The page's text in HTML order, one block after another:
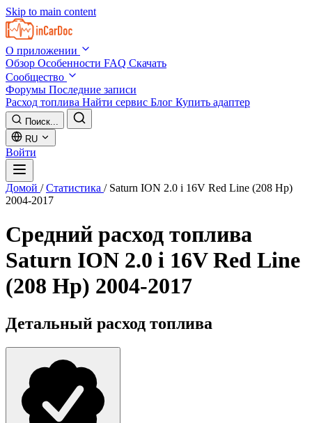
Skip to main content
О приложении
Обзор Особенности FAQ Скачать
Сообщество
Форумы Последние записи
Расход топлива Найти сервис Блог Купить адаптер
Поиск...
RU
Войти
Домой / Статистика / Saturn ION 2.0 i 16V Red Line (208 Hp)
2004-2017
Средний расход топлива
Saturn ION 2.0 i 16V Red Line
(208 Hp) 2004-2017
Детальный расход топлива